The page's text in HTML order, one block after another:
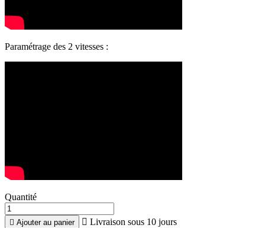
Paramétrage des 2 vitesses :
Quantité
 Ajouter au panier  Livraison sous 10 jours